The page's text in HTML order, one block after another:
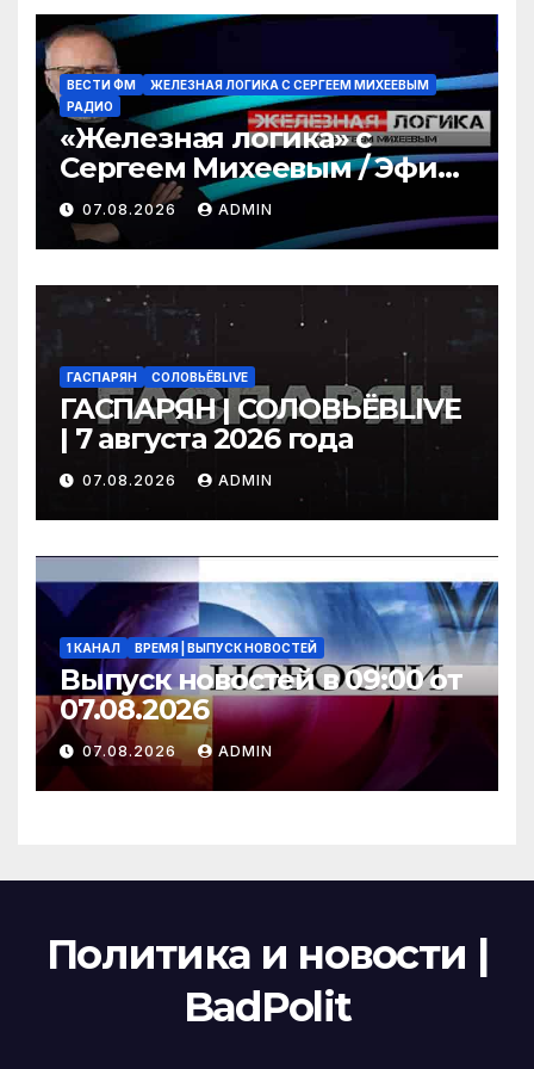
ВЕСТИ ФМ
ЖЕЛЕЗНАЯ ЛОГИКА С СЕРГЕЕМ МИХЕЕВЫМ
РАДИО
«Железная логика» с
Сергеем Михеевым / Эфир
07.08.2026
07.08.2026 ADMIN
ГАСПАРЯН СОЛОВЬЁВLIVE
ГАСПАРЯН | СОЛОВЬЁВLIVE
| 7 августа 2026 года
07.08.2026 ADMIN
1 КАНАЛ ВРЕМЯ | ВЫПУСК НОВОСТЕЙ
Выпуск новостей в 09:00 от
07.08.2026
07.08.2026 ADMIN
Политика и новости |
BadPolit